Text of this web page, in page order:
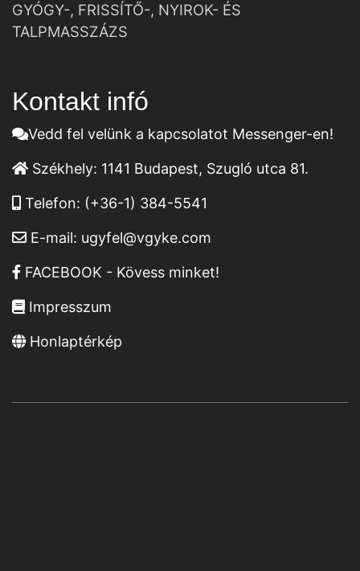
GYÓGY-, FRISSÍTŐ-, NYIROK- ÉS
TALPMASSZÁZS
Kontakt infó
Vedd fel velünk a kapcsolatot Messenger-en!
Székhely: 1141 Budapest, Szugló utca 81.
Telefon: (+36-1) 384-5541
E-mail: ugyfel@vgyke.com
FACEBOOK - Kövess minket!
Impresszum
Honlaptérkép